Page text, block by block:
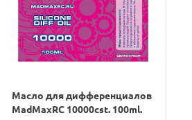
Масло для дифференциалов
MadMaxRC 10000cst. 100ml.